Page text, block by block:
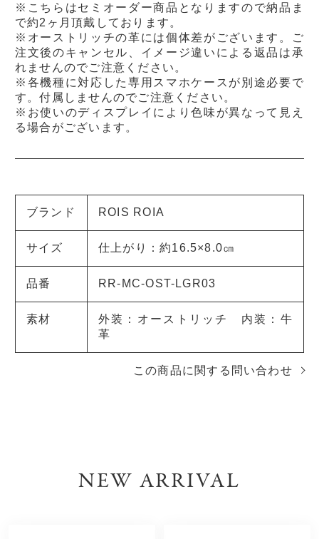
※こちらはセミオーダー商品となりますので納品ま
で約2ヶ月頂戴しております。
※オーストリッチの革には個体差がございます。ご
注文後のキャンセル、イメージ違いによる返品は承
れませんのでご注意ください。
※各機種に対応した専用スマホケースが別途必要で
す。付属しませんのでご注意ください。
※お使いのディスプレイにより色味が異なって見え
る場合がございます。
ブランド ROIS ROIA
サイズ 仕上がり：約16.5×8.0㎝
品番 RR-MC-OST-LGR03
素材
外装：オーストリッチ 内装：牛
革
この商品に関する問い合わせ
NEW ARRIVAL